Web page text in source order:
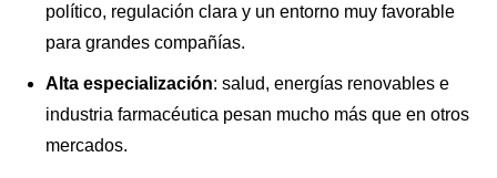
político, regulación clara y un entorno muy favorable
para grandes compañías.
Alta especialización: salud, energías renovables e
industria farmacéutica pesan mucho más que en otros
mercados.